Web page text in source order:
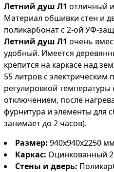
Летний душ Л1 отличный
Материал обшивки стен и
поликарбонат с 2-ой УФ-
Летний душ Л1 очень
удобный. Имеется
крепится на каркасе над
55 литров с
регулировкой температуры
отключением, после
фурнитура и элементы для
занимает до 2 часов).
Размер: 940х940х2250
Каркас: Оцинкованный
Стены и дверь: